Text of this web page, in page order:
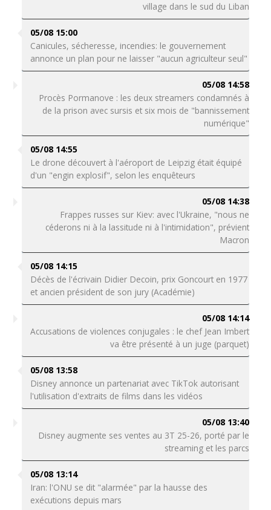
village dans le sud du Liban
05/08 15:00
Canicules, sécheresse, incendies: le gouvernement
annonce un plan pour ne laisser "aucun agriculteur seul"
05/08 14:58
Procès Pormanove : les deux streamers condamnés à
de la prison avec sursis et six mois de "bannissement
numérique"
05/08 14:55
Le drone découvert à l'aéroport de Leipzig était équipé
d'un "engin explosif", selon les enquêteurs
05/08 14:38
Frappes russes sur Kiev: avec l'Ukraine, "nous ne
céderons ni à la lassitude ni à l'intimidation", prévient
Macron
05/08 14:15
Décès de l'écrivain Didier Decoin, prix Goncourt en 1977
et ancien président de son jury (Académie)
05/08 14:14
Accusations de violences conjugales : le chef Jean Imbert
va être présenté à un juge (parquet)
05/08 13:58
Disney annonce un partenariat avec TikTok autorisant
l'utilisation d'extraits de films dans les vidéos
05/08 13:40
Disney augmente ses ventes au 3T 25-26, porté par le
streaming et les parcs
05/08 13:14
Iran: l'ONU se dit "alarmée" par la hausse des
exécutions depuis mars